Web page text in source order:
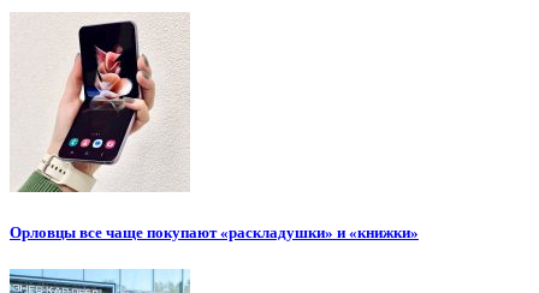
Орловцы все чаще покупают «раскладушки» и «книжки»